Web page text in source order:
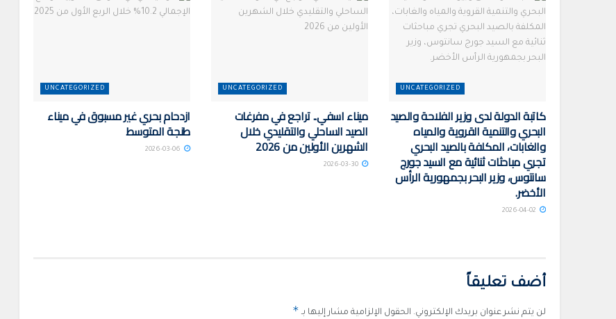
UNCATEGORIZED
كاتبة الدولة لدى وزير الفلاحة والصيد
البحري والتنمية القروية والمياه
والغابات، المكلفة بالصيد البحري
تجري مباحثات ثنائية مع السيد جورج
سانتوس، وزير البحر بجمهورية الرأس
الأخضر.
UNCATEGORIZED
ميناء اسفي.. تراجع في مفرغات
الصيد الساحلي والتقليدي خلال
الشهرين الأولين من 2026
2026-03-30
UNCATEGORIZED
ازدحام بحري غير مسبوق في ميناء
طنجة المتوسط
أضف تعليقاً
لن يتم نشر عنوان بريدك الإلكتروني. الحقول الإلزامية مشار إليها بـ *